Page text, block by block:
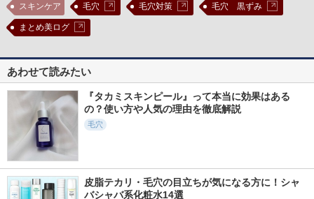
スキンケア 毛穴 毛穴対策 毛穴 黒ずみ
まとめ美ログ
あわせて読みたい
『タカミスキンピール』って本当に効果はある
の？使い方や人気の理由を徹底解説
毛穴
皮脂テカリ・毛穴の目立ちが気になる方に！シャ
バシャバ系化粧水14選